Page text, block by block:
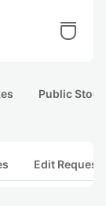
Public
Edit